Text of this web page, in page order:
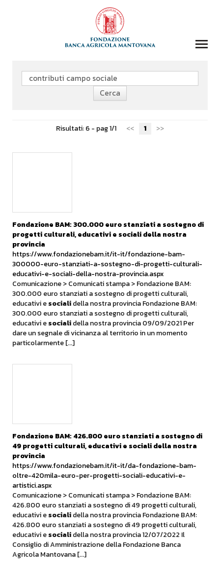
COLLEZIONI
BIBLIOTECA
COMUNICAZIONE
Risultati: 6 - pag 1/1 << 1 >>
Fondazione BAM: 300.000 euro stanziati a sostegno di
progetti culturali, educativi e socialidella nostra
provincia
https://www.fondazionebam.it/it-it/fondazione-bam-
300000-euro-stanziati-a-sostegno-di-progetti-culturali-
educativi-e-sociali-della-nostra-provincia.aspx
Comunicazione > Comunicati stampa > Fondazione BAM:
300.000 euro stanziati a sostegno di progetti culturali,
educativi esocialidella nostra provincia Fondazione BAM:
300.000 euro stanziati a sostegno di progetti culturali,
educativi esocialidella nostra provincia 09/09/2021 Per
dare un segnale di vicinanza al territorio in un momento
particolarmente [...]
Fondazione BAM: 426.800 euro stanziati a sostegno di
49 progetti culturali, educativi e socialidella nostra
provincia
https://www.fondazionebam.it/it-it/da-fondazione-bam-
oltre-420mila-euro-per-progetti-sociali-educativi-e-
artistici.aspx
Comunicazione > Comunicati stampa > Fondazione BAM:
426.800 euro stanziati a sostegno di 49 progetti culturali,
educativi esocialidella nostra provincia Fondazione BAM:
426.800 euro stanziati a sostegno di 49 progetti culturali,
educativi esocialidella nostra provincia 12/07/2022 Il
Consiglio di Amministrazione della Fondazione Banca
Agricola Mantovana [...]